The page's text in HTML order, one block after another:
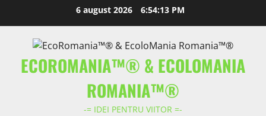
content
6 august 2026 6:54:14 PM
ECOROMANIA™® & ECOLOMANIA
ROMANIA™®
-= IDEI PENTRU VIITOR =-